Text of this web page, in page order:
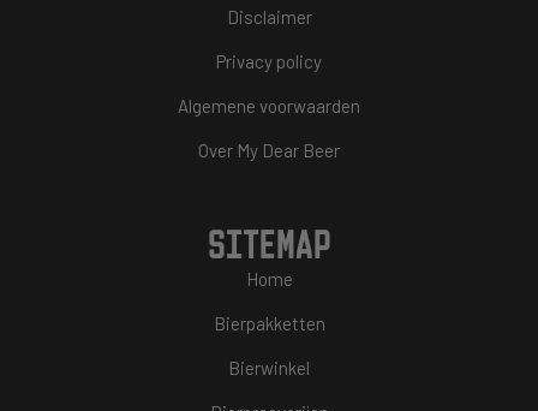
Disclaimer
Privacy policy
Algemene voorwaarden
Over My Dear Beer
SITEMAP
Home
Bierpakketten
Bierwinkel